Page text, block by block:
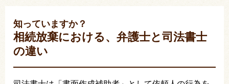
知っていますか？
相続放棄における、弁護士と司法書士
の違い